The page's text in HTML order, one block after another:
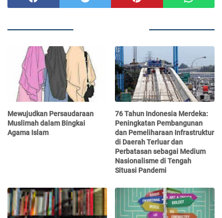
Mewujudkan Persaudaraan
Muslimah dalam Bingkai
Agama Islam
76 Tahun Indonesia Merdeka:
Peningkatan Pembangunan
dan Pemeliharaan Infrastruktur
di Daerah Terluar dan
Perbatasan sebagai Medium
Nasionalisme di Tengah
Situasi Pandemi